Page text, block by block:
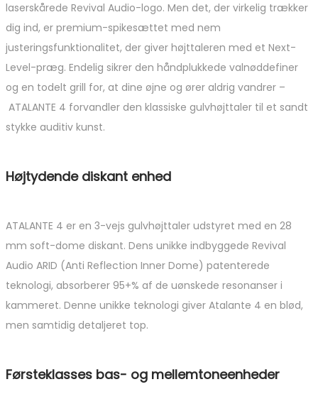
laserskårede Revival Audio-logo. Men det, der virkelig trækker
dig ind, er premium-spikesættet med nem
justeringsfunktionalitet, der giver højttaleren med et Next-
Level-præg. Endelig sikrer den håndplukkede valnøddefiner
og en todelt grill for, at dine øjne og ører aldrig vandrer –
ATALANTE 4 forvandler den klassiske gulvhøjttaler til et sandt
stykke auditiv kunst.
Højtydende diskant enhed
ATALANTE 4 er en 3-vejs gulvhøjttaler udstyret med en 28
mm soft-dome diskant. Dens unikke indbyggede Revival
Audio ARID (Anti Reflection Inner Dome) patenterede
teknologi, absorberer 95+% af de uønskede resonanser i
kammeret. Denne unikke teknologi giver Atalante 4 en blød,
men samtidig detaljeret top.
Førsteklasses bas- og mellemtoneenheder